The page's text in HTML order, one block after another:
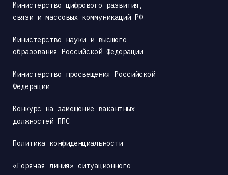
Министерство цифрового развития,
связи и массовых коммуникаций РФ
Министерство науки и высшего
образования Российской Федерации
Министерство просвещения Российской
Федерации
Конкурс на замещение вакантных
должностей ППС
Политика конфиденциальности
«Горячая линия» ситуационного